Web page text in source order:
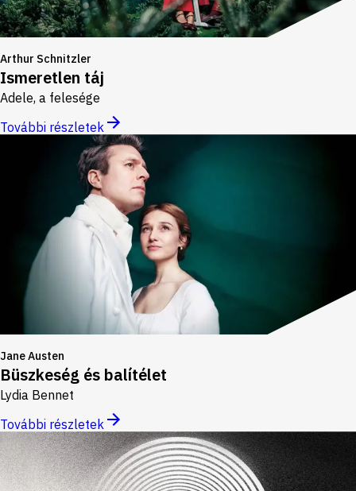
Arthur Schnitzler
Ismeretlen táj
Adele, a felesége
További részletek
Jane Austen
Büszkeség és balítélet
Lydia Bennet
További részletek